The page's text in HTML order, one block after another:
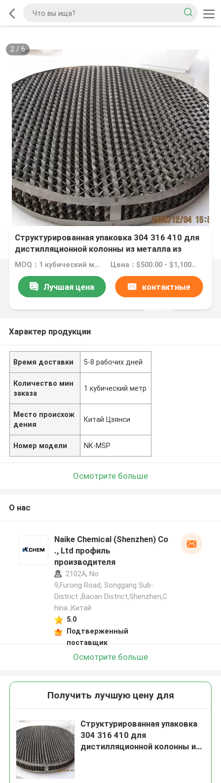
2/ 6
Структурированная упаковка 304 316 410 для
дистилляционной колонны из металла из
нержавеющей стали с вакуумом до пластинки
высокого давления ISO9001:2000
MOQ：1 кубический метр Цена：$500.00 - $1,100.00/ cubic meter
Лучшая цена контактные
данные
Характер продукции
Время доставки 5-8 рабочих дней
Количество мин
заказа
1 кубический метр
Место происхож
дения
Китай Цзянси
Номер модели NK-MSP
Осмотрите больше
О нас
Naike Chemical (Shenzhen) Co
., Ltd профиль
производителя
2102A, No.
9,Furong Road, Songgang Sub-
District ,Baoan District,Shenzhen,C
hina ,Китай
5.0
Подтверженный
поставщик
Осмотрите больше
Получить лучшую цену для
Структурированная упаковка
304 316 410 для
дистилляционной колонны из